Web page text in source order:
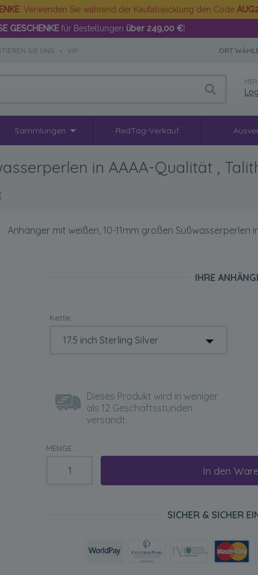
. Verwenden Sie während der Kaufabwicklung den Code
GESCHENKEfür Bestellungen über 249,00 €!
SIE UNS • VIP ORT
Sammlungen RedTag-Verkauf
in AAAA-Qualität ,
Anhänger mit weißen, 10-11mm großen Süßwasserperlen
IHRE
Kette:
Dieses Produkt wird in weniger
als 12 Geschäftsstunden
versandt.
MENGE:
In den
SICHER & SICHER